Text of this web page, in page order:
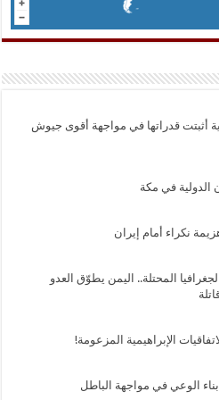
أثبتت قدراتها في مواجهة أقوى جيوش
نكراء أمام إيران
المحتلة.. اليمن يطوّق العدو
الإبراهيمية المزعومة!
الوعي في مواجهة الباطل